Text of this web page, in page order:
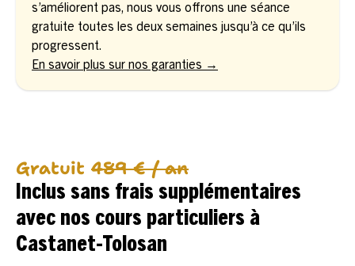
s’améliorent pas, nous vous offrons une séance
gratuite toutes les deux semaines jusqu’à ce qu’ils
progressent.
En savoir plus sur nos garanties →
Gratuit 489 € / an
Inclus sans frais supplémentaires
avec nos cours particuliers à
Castanet-Tolosan